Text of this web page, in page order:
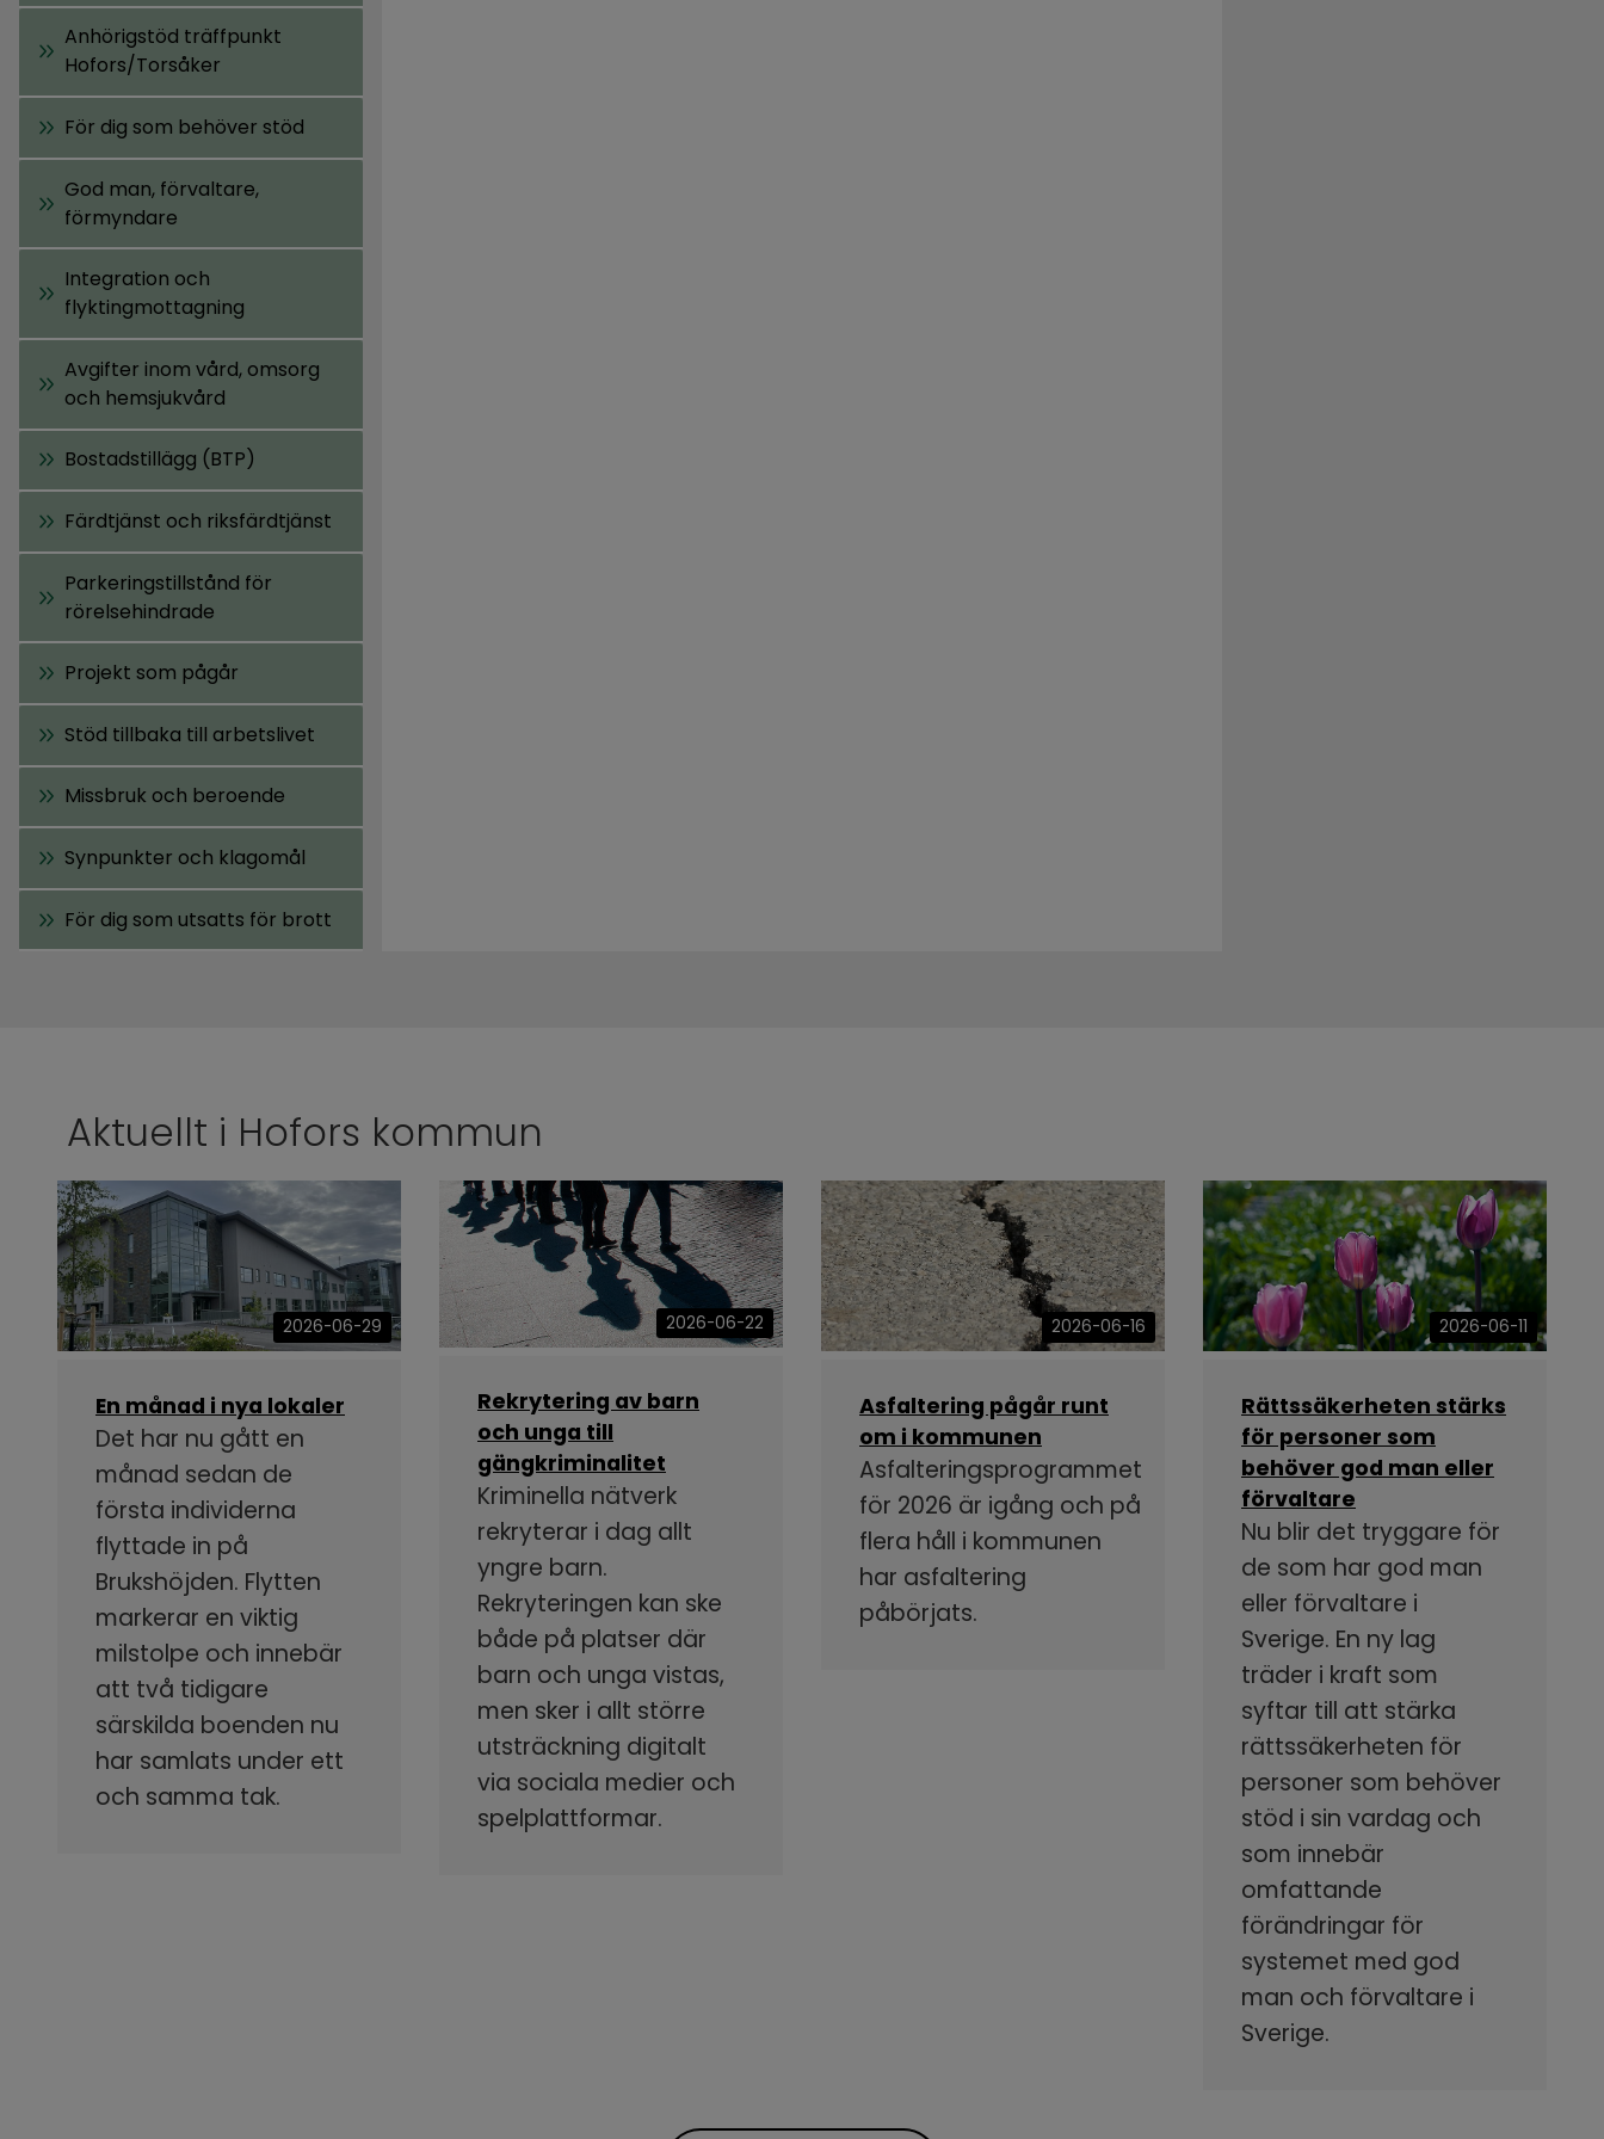
Anhörigstöd träffpunkt
Hofors/Torsåker
För dig som behöver stöd
God man, förvaltare,
förmyndare
Integration och
flyktingmottagning
Avgifter inom vård, omsorg
och hemsjukvård
Bostadstillägg (BTP)
Färdtjänst och riksfärdtjänst
Parkeringstillstånd för
rörelsehindrade
Projekt som pågår
Stöd tillbaka till arbetslivet
Missbruk och beroende
Synpunkter och klagomål
För dig som utsatts för brott
Aktuellt i Hofors kommun
2026-06-29
En månad i nya lokaler
Det har nu gått en
månad sedan de
första individerna
flyttade in på
Brukshöjden. Flytten
markerar en viktig
milstolpe och innebär
att två tidigare
särskilda boenden nu
har samlats under ett
och samma tak.
2026-06-22
Rekrytering av barn
och unga till
gängkriminalitet
Kriminella nätverk
rekryterar i dag allt
yngre barn.
Rekryteringen kan ske
både på platser där
barn och unga vistas,
men sker i allt större
utsträckning digitalt
via sociala medier och
spelplattformar.
2026-06-16
Asfaltering pågår runt
om i kommunen
Asfalteringsprogrammet
för 2026 är igång och på
flera håll i kommunen
har asfaltering
påbörjats.
2026-06-11
Rättssäkerheten stärks
för personer som
behöver god man eller
förvaltare
Nu blir det tryggare för
de som har god man
eller förvaltare i
Sverige. En ny lag
träder i kraft som
syftar till att stärka
rättssäkerheten för
personer som behöver
stöd i sin vardag och
som innebär
omfattande
förändringar för
systemet med god
man och förvaltare i
Sverige.